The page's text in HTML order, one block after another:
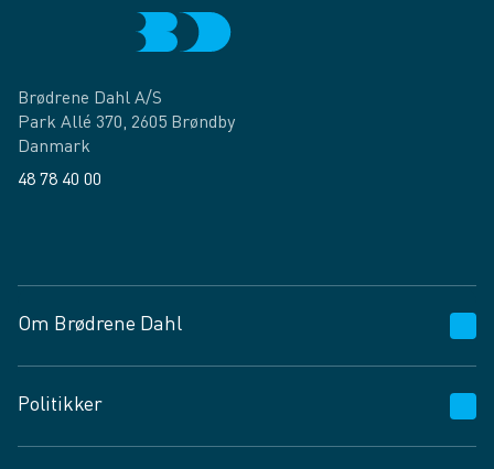
Brødrene Dahl A/S
Park Allé 370, 2605 Brøndby
Danmark
48 78 40 00
Om Brødrene Dahl
Vagttelefon 30 10 89 89
Spørgsmål og svar
Politikker